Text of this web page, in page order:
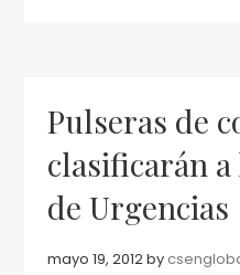
Pulseras de
clasificarán
de Urgencias
mayo 19, 2012by